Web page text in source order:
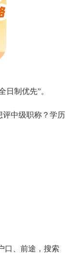
制优先”。
评中级职称？学历
口、前途，搜索